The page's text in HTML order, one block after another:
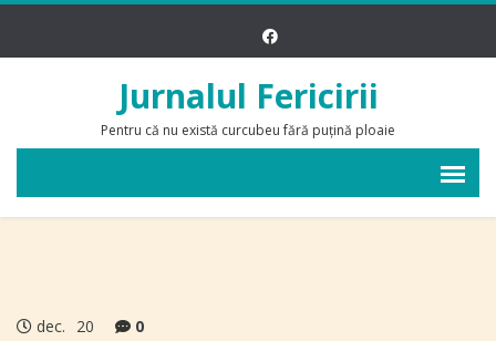
Jurnalul Fericirii
Pentru că nu există curcubeu fără puțină ploaie
dec. 20 0